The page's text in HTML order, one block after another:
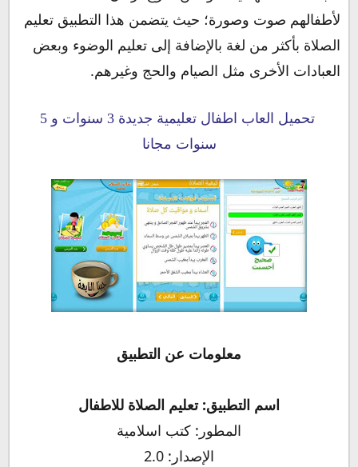
لأطفالهم صوت وصورة؛ حيث يتضمن هذا التطبيق تعليم
الصلاة بأكثر من لغة بالإضافة إلى تعليم الوضوء وبعض
العبادات الأخرى مثل الصيام والحج وغيرهم.
تحميل العاب اطفال تعليمية جديدة 3 سنوات و 5
سنوات مجانا
معلومات عن التطبيق
اسم التطبيق: تعليم الصلاة للاطفال
المطور: كتب اسلامية
الإصدار: 2.0